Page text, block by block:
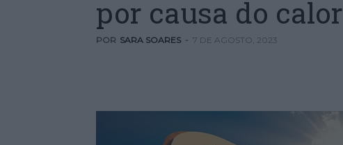
por causa do calor
POR SARA SOARES - 7 DE AGOSTO, 2023